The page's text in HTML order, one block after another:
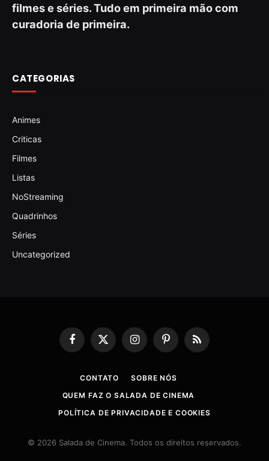
filmes e séries. Tudo em primeira mão com
curadoria de primeira.
CATEGORIAS
Animes
Criticas
Filmes
Listas
NoStreaming
Quadrinhos
Séries
Uncategorized
Facebook
X
InstagramPinterestRSS
CONTATO
SOBRE NÓS
QUEM FAZ O SALADA DE CINEMA
POLÍTICA DE PRIVACIDADE E COOKIES
© 2026 Salada de Cinema. Todos os direitos reservados.